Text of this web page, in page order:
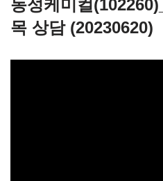
동성케미컬
목 상담 (20230620)